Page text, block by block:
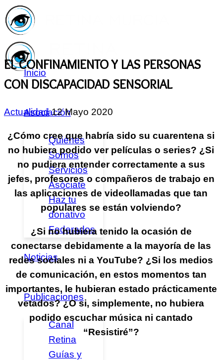
Inicio
Asociación
Quiénes
Somos
Servicios
Asóciate
Haz tu
donativo
Federados
Noticias
Publicaciones
Canal
Retina
Guías y
EL CONFINAMIENTO Y LAS PERSONAS
CON DISCAPACIDAD SENSORIAL
Actualidad 12 Mayo 2020
¿Cómo cree que habría sido su cuarentena si
no hubiera podido ver películas o series? ¿Si
no pudiera entender correctamente a sus
jefes, profesores o compañeros de trabajo en
las aplicaciones de videollamadas que tan
populares se están volviendo?
¿Si no hubiera tenido la ocasión de
conectarse debidamente a la mayoría de las
redes sociales ni a YouTube? ¿Si los medios
de comunicación, en estos momentos tan
importantes, le hubieran estado prácticamente
vetados? ¿O si, simplemente, no hubiera
podido escuchar música ni cantado
“Resistiré”?